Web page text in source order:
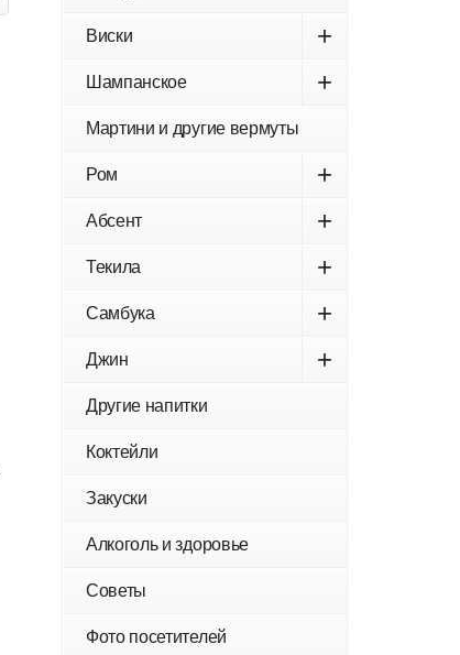
Виски +
Шампанское +
Мартини и другие вермуты
Ром +
Абсент +
Текила +
Самбука +
Джин +
Другие напитки
Коктейли
Закуски
Алкоголь и здоровье
Советы
Фото посетителей